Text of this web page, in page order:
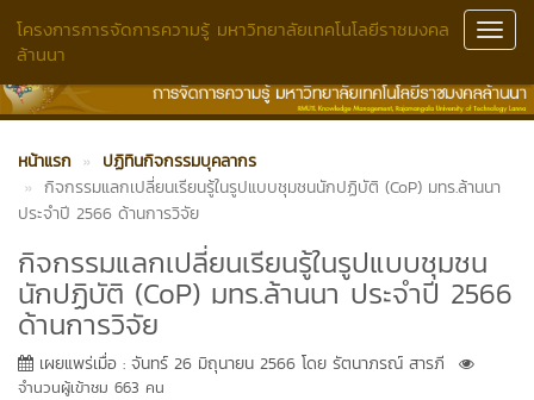
โครงการการจัดการความรู้ มหาวิทยาลัยเทคโนโลยีราชมงคล
ล้านนา
หน้าแรก
ปฏิทินกิจกรรมบุคลากร
กิจกรรมแลกเปลี่ยนเรียนรู้ในรูปแบบชุมชนนักปฏิบัติ (CoP) มทร.ล้านนา
ประจำปี 2566 ด้านการวิจัย
กิจกรรมแลกเปลี่ยนเรียนรู้ในรูปแบบชุมชน
นักปฏิบัติ (CoP) มทร.ล้านนา ประจำปี 2566
ด้านการวิจัย
เผยแพร่เมื่อ : จันทร์ 26 มิถุนายน 2566 โดย รัตนาภรณ์ สารภี
จำนวนผู้เข้าชม 663 คน